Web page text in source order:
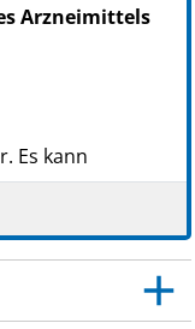
Arzneimittels
Es kann
auch für